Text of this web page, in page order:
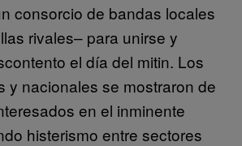
consorcio de bandas locales
rivales– para unirse y
el día del mitin. Los
y nacionales se mostraron de
en el inminente
histerismo entre sectores